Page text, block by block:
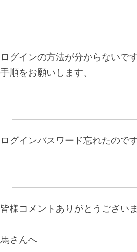
ログインの方法が分からないです
手順をお願いします、
ログインパスワード忘れたので
皆様コメントありがとうござい
馬さんへ